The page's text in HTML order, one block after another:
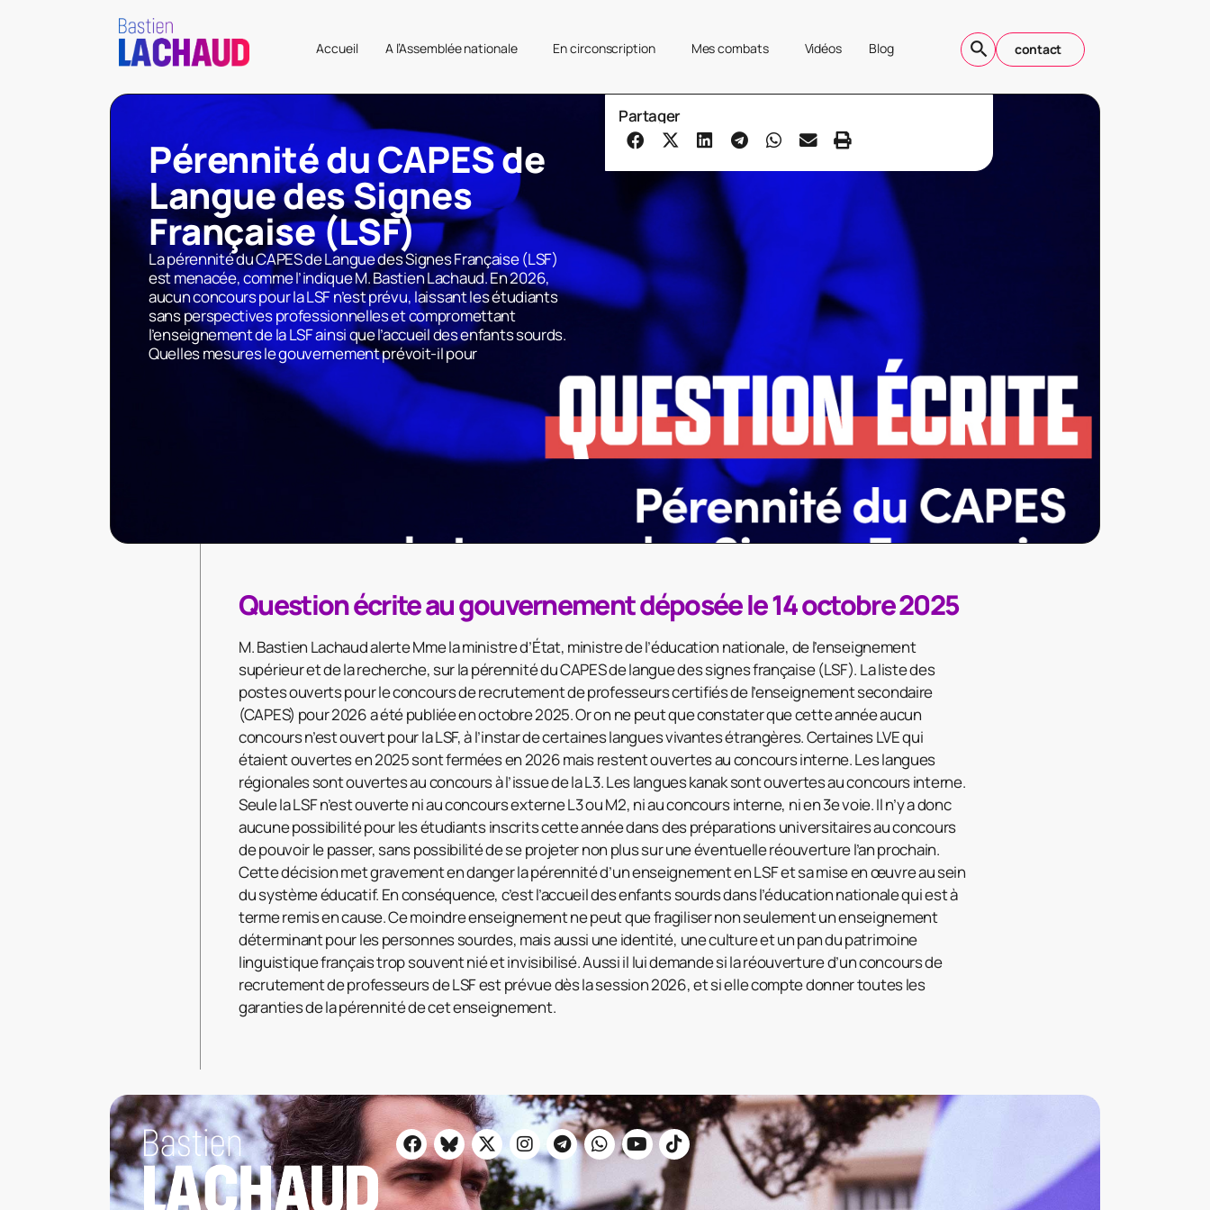
Accueil A l’Assemblée nationale En circonscription Mes combats Vidéos Blog contact
Pérennité du CAPES de
Langue des Signes
Française (LSF)
La pérennité du CAPES de Langue des Signes Française (LSF)
est menacée, comme l’indique M. Bastien Lachaud. En 2026,
aucun concours pour la LSF n’est prévu, laissant les étudiants
sans perspectives professionnelles et compromettant
l’enseignement de la LSF ainsi que l’accueil des enfants sourds.
Quelles mesures le gouvernement prévoit-il pour
Partager
Question écrite au gouvernement déposée le 14 octobre 2025
M. Bastien Lachaud alerte Mme la ministre d’État, ministre de l’éducation nationale, de l’enseignement
supérieur et de la recherche, sur la pérennité du CAPES de langue des signes française (LSF). La liste des
postes ouverts pour le concours de recrutement de professeurs certifiés de l’enseignement secondaire
(CAPES) pour 2026 a été publiée en octobre 2025. Or on ne peut que constater que cette année aucun
concours n’est ouvert pour la LSF, à l’instar de certaines langues vivantes étrangères. Certaines LVE qui
étaient ouvertes en 2025 sont fermées en 2026 mais restent ouvertes au concours interne. Les langues
régionales sont ouvertes au concours à l’issue de la L3. Les langues kanak sont ouvertes au concours interne.
Seule la LSF n’est ouverte ni au concours externe L3 ou M2, ni au concours interne, ni en 3e voie. Il n’y a donc
aucune possibilité pour les étudiants inscrits cette année dans des préparations universitaires au concours
de pouvoir le passer, sans possibilité de se projeter non plus sur une éventuelle réouverture l’an prochain.
Cette décision met gravement en danger la pérennité d’un enseignement en LSF et sa mise en œuvre au sein
du système éducatif. En conséquence, c’est l’accueil des enfants sourds dans l’éducation nationale qui est à
terme remis en cause. Ce moindre enseignement ne peut que fragiliser non seulement un enseignement
déterminant pour les personnes sourdes, mais aussi une identité, une culture et un pan du patrimoine
linguistique français trop souvent nié et invisibilisé. Aussi il lui demande si la réouverture d’un concours de
recrutement de professeurs de LSF est prévue dès la session 2026, et si elle compte donner toutes les
garanties de la pérennité de cet enseignement.